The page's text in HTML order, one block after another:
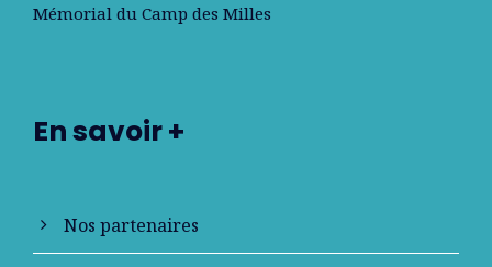
Mémorial du Camp des Milles
En savoir +
Nos partenaires